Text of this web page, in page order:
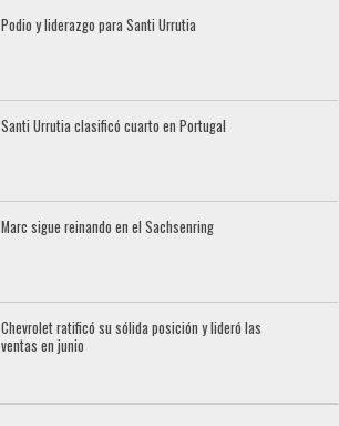
Podio y liderazgo para Santi Urrutia
Santi Urrutia clasificó cuarto en Portugal
Marc sigue reinando en el Sachsenring
Chevrolet ratificó su sólida posición y lideró las
ventas en junio